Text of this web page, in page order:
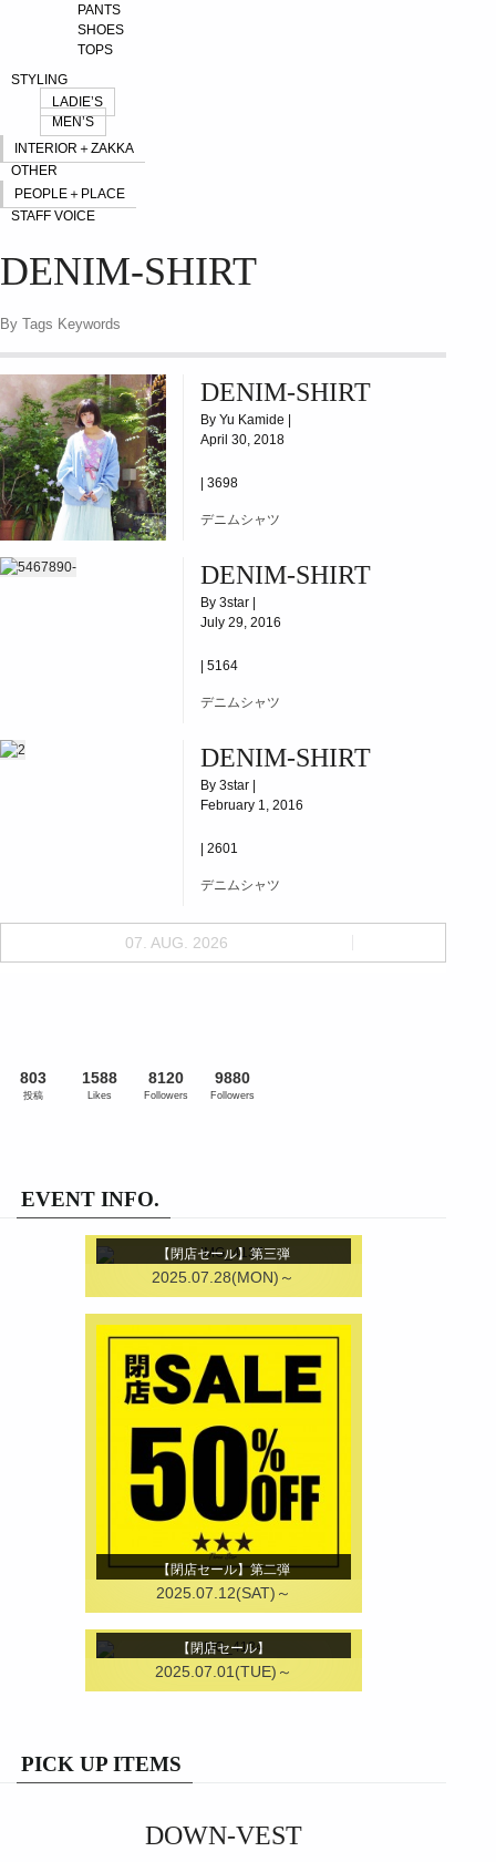
PANTS
SHOES
TOPS
STYLING
LADIE’S
MEN’S
INTERIOR＋ZAKKA
OTHER
PEOPLE＋PLACE
STAFF VOICE
DENIM-SHIRT
By Tags Keywords
DENIM-SHIRT
By Yu Kamide |
April 30, 2018
3698
デニムシャツ
DENIM-SHIRT
By 3star |
July 29, 2016
5164
デニムシャツ
DENIM-SHIRT
By 3star |
February 1, 2016
2601
デニムシャツ
07. AUG. 2026
803
投稿
1588
Likes
8120
Followers
9880
Followers
EVENT INFO.
【閉店セール】第三弾
2025.07.28(MON)～
【閉店セール】第二弾
2025.07.12(SAT)～
【閉店セール】
2025.07.01(TUE)～
PICK UP ITEMS
DOWN-VEST